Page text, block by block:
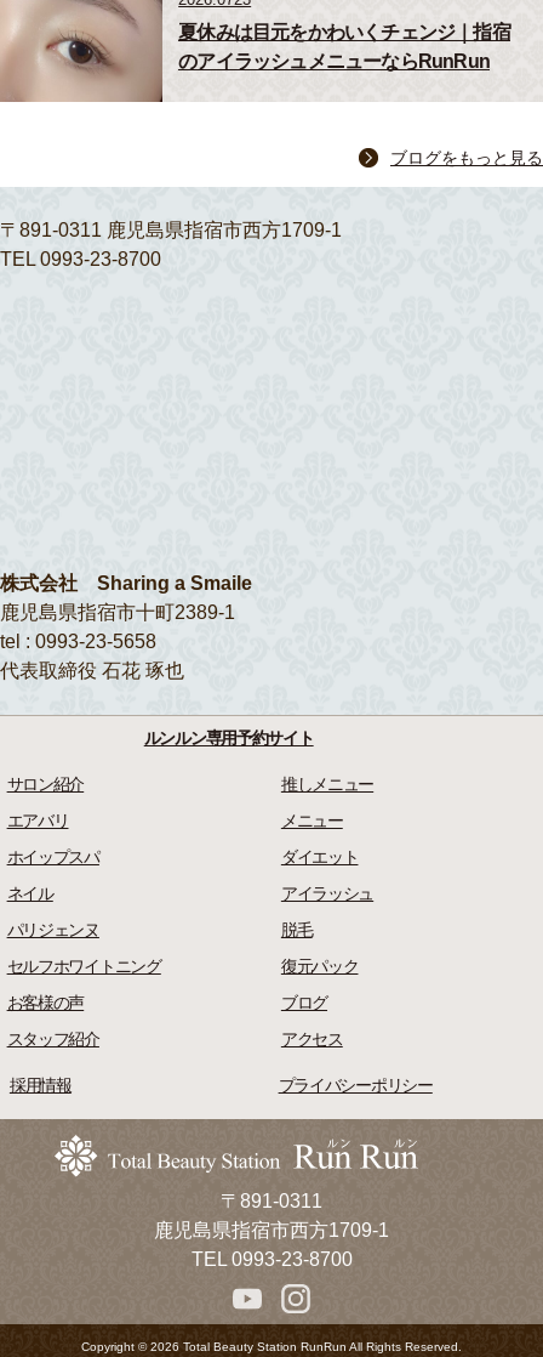
夏休みは目元をかわいくチェンジ｜指宿
のアイラッシュメニューならRunRun
ブログをもっと見る
〒891-0311 鹿児島県指宿市西方1709-1
TEL 0993-23-8700
株式会社 Sharing a Smaile
鹿児島県指宿市十町2389-1
tel : 0993-23-5658
代表取締役 石花 琢也
ルンルン専用予約サイト
サロン紹介
推しメニュー
エアバリ
メニュー
ホイップスパ
ダイエット
ネイル
アイラッシュ
パリジェンヌ
脱毛
セルフホワイトニング
復元パック
お客様の声
ブログ
スタッフ紹介
アクセス
採用情報 プライバシーポリシー
〒891-0311
鹿児島県指宿市西方1709-1
TEL 0993-23-8700
Copyright © 2026 Total Beauty Station RunRun All Rights Reserved.